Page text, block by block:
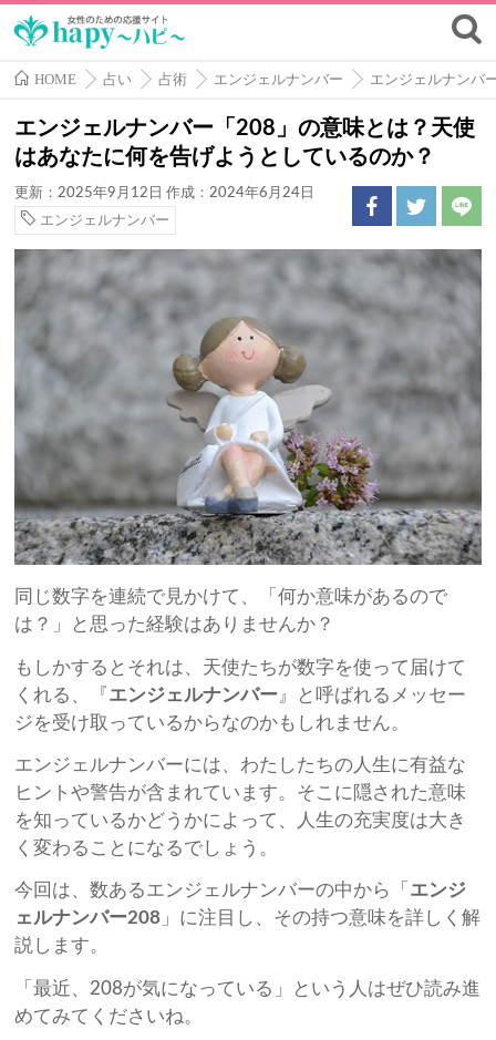
HOME 占い 占術 エンジェルナンバー エンジェルナンバ
エンジェルナンバー「208」の意味とは？天使
はあなたに何を告げようとしているのか？
更新：2025年9月12日 作成：2024年6月24日
エンジェルナンバー
同じ数字を連続で見かけて、「何か意味があるので
は？」と思った経験はありませんか？
もしかするとそれは、天使たちが数字を使って届けて
くれる、『 エンジェルナンバー 』と呼ばれるメッセー
ジを受け取っているからなのかもしれません。
エンジェルナンバーには、わたしたちの人生に有益な
ヒントや警告が含まれています。そこに隠された意味
を知っているかどうかによって、人生の充実度は大き
く変わることになるでしょう。
今回は、数あるエンジェルナンバーの中から「 エンジ
ェルナンバー208 」に注目し、その持つ意味を詳しく解
説します。
「最近、208が気になっている」という人はぜひ読み進
めてみてくださいね。